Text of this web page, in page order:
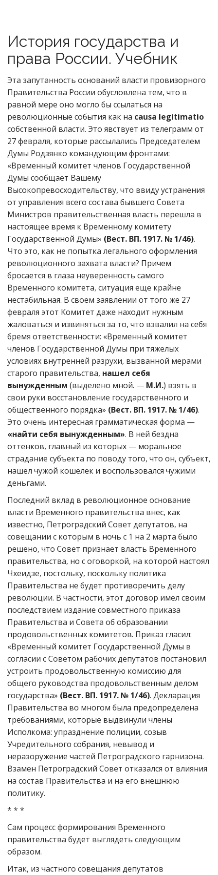
История государства и
права России. Учебник
Эта запутанность оснований власти провизорного
Правительства России обусловлена тем, что в
равной мере оно могло бы ссылаться на
революционные события как на causa legitimatio
собственной власти. Это явствует из телеграмм от
27 февраля, которые рассылались Председателем
Думы Родзянко командующим фронтами:
«Временный комитет членов Государственной
Думы сообщает Вашему
Высокопревосходительству, что ввиду устранения
от управления всего состава бывшего Совета
Министров правительственная власть перешла в
настоящее время к Временному комитету
Государственной Думы» (Вест. ВП. 1917. № 1/46).
Что это, как не попытка легального оформления
революционного захвата власти? Причем
бросается в глаза неуверенность самого
Временного комитета, ситуация еще крайне
нестабильная. В своем заявлении от того же 27
февраля этот Комитет даже находит нужным
жаловаться и извиняться за то, что взвалил на себя
бремя ответственности: «Временный комитет
членов Государственной Думы при тяжелых
условиях внутренней разрухи, вызванной мерами
старого правительства, нашел себя
вынужденным (выделено мной. — М.И.) взять в
свои руки восстановление государственного и
общественного порядка» (Вест. ВП. 1917. № 1/46).
Это очень интересная грамматическая форма —
«найти себя вынужденным». В ней бездна
оттенков, главный из которых — моральное
страдание субъекта по поводу того, что он, субъект,
нашел чужой кошелек и воспользовался чужими
деньгами.
Последний вклад в революционное основание
власти Временного правительства внес, как
известно, Петроградский Совет депутатов, на
совещании с которым в ночь с 1 на 2 марта было
решено, что Совет признает власть Временного
правительства, но с оговоркой, на которой настоял
Чхеидзе, постольку, поскольку политика
Правительства не будет противоречить делу
революции. В частности, этот договор имел своим
последствием издание совместного приказа
Правительства и Совета об образовании
продовольственных комитетов. Приказ гласил:
«Временный комитет Государственной Думы в
согласии с Советом рабочих депутатов постановил
устроить продовольственную комиссию для
общего руководства продовольственным делом
государства» (Вест. ВП. 1917. № 1/46). Декларация
Правительства во многом была предопределена
требованиями, которые выдвинули члены
Исполкома: упразднение полиции, созыв
Учредительного собрания, невывод и
неразоружение частей Петроградского гарнизона.
Взамен Петроградский Совет отказался от влияния
на состав Правительства и на его внешнюю
политику.
* * *
Сам процесс формирования Временного
правительства будет выглядеть следующим
образом.
Итак, из частного совещания депутатов